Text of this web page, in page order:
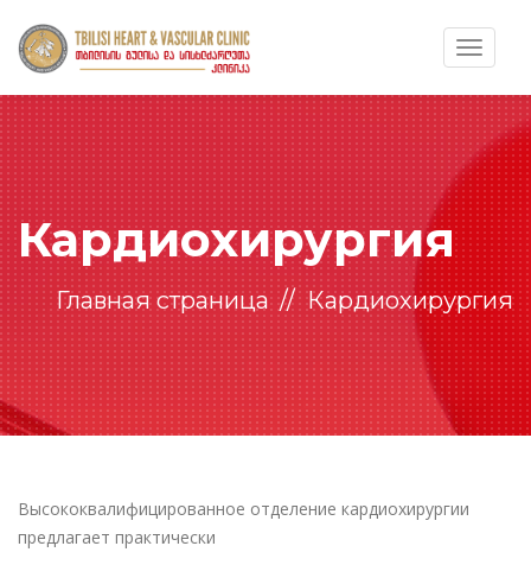
Toggle
Кардиохирургия
Главная страница Кардиохирургия
Высококвалифицированное отделение кардиохирургии
предлагает практически